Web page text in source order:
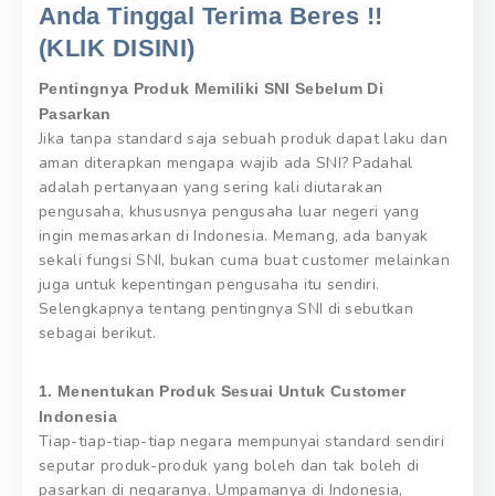
Anda Tinggal Terima Beres !!
(KLIK DISINI)
Pentingnya Produk Memiliki SNI Sebelum Di
Pasarkan
Jika tanpa standard saja sebuah produk dapat laku dan
aman diterapkan mengapa wajib ada SNI? Padahal
adalah pertanyaan yang sering kali diutarakan
pengusaha, khususnya pengusaha luar negeri yang
ingin memasarkan di Indonesia. Memang, ada banyak
sekali fungsi SNI, bukan cuma buat customer melainkan
juga untuk kepentingan pengusaha itu sendiri.
Selengkapnya tentang pentingnya SNI di sebutkan
sebagai berikut.
1. Menentukan Produk Sesuai Untuk Customer
Indonesia
Tiap-tiap-tiap-tiap negara mempunyai standard sendiri
seputar produk-produk yang boleh dan tak boleh di
pasarkan di negaranya. Umpamanya di Indonesia,